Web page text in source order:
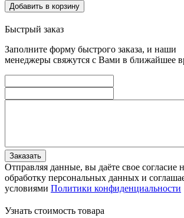
Добавить в корзину
Быстрый заказ
Заполните форму быстрого заказа, и наши
менеджеры свяжутся с Вами в ближайшее
Заказать
Отправляя данные, вы даёте свое согласие
обработку персональных данных и
условиями Политики конфиденциальности
Узнать стоимость товара